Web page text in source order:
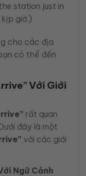
station just in
giờ.)
cho các địa
có thể đến
Với Giới
rất quan
đây là một
với các giới
Ngữ Cảnh